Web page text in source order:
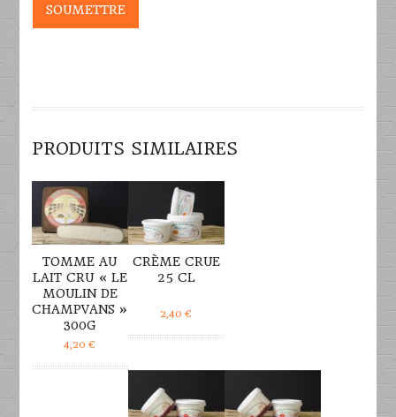
PRODUITS SIMILAIRES
TOMME AU
LAIT CRU « LE
MOULIN DE
CHAMPVANS »
300G
4,20€
CRÈME CRUE
25 CL
2,40€